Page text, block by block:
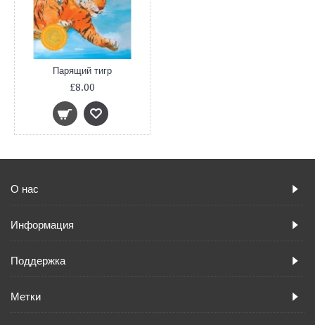
Парящий тигр
£8.00
О нас
Информация
Поддержка
Метки